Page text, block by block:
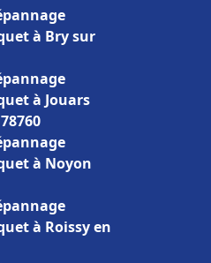
à Bry sur
à Jouars
à Noyon
à Roissy en